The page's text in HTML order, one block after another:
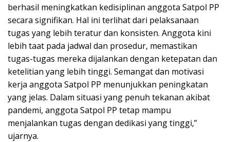
berhasil meningkatkan kedisiplinan anggota Satpol PP
secara signifikan. Hal ini terlihat dari pelaksanaan
tugas yang lebih teratur dan konsisten. Anggota kini
lebih taat pada jadwal dan prosedur, memastikan
tugas-tugas mereka dijalankan dengan ketepatan dan
ketelitian yang lebih tinggi. Semangat dan motivasi
kerja anggota Satpol PP menunjukkan peningkatan
yang jelas. Dalam situasi yang penuh tekanan akibat
pandemi, anggota Satpol PP tetap mampu
menjalankan tugas dengan dedikasi yang tinggi,”
ujarnya.